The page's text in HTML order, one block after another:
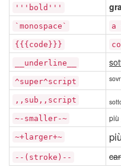
'''bold'''
`monospace` a
{{{code}}}
__underline__
^super^script
,,sub,,script
~-smaller-~ più
~+larger+~
--(stroke)--